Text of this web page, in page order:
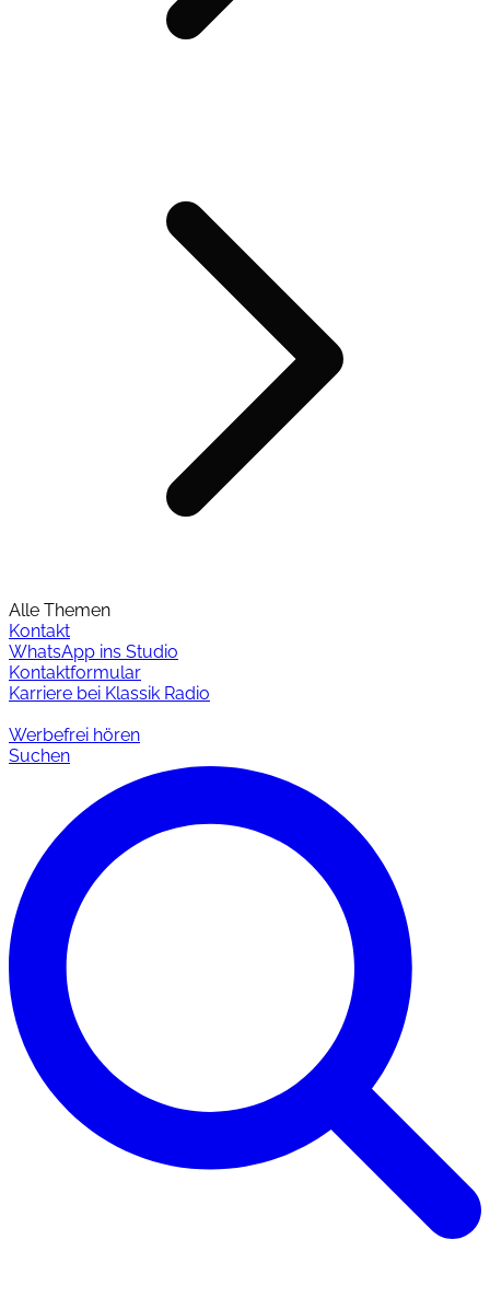
Alle Themen
Kontakt
WhatsApp ins Studio
Kontaktformular
Karriere bei Klassik Radio
Werbefrei hören
Suchen